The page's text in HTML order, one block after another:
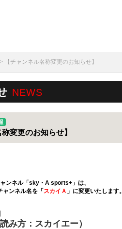
> 【チャンネル名称変更のお知らせ】
NEWS
称変更のお知らせ】
ンネル「sky・A sports+」は、
ャンネル名を「スカイＡ 」に変更いたします。
み方：スカイエー）